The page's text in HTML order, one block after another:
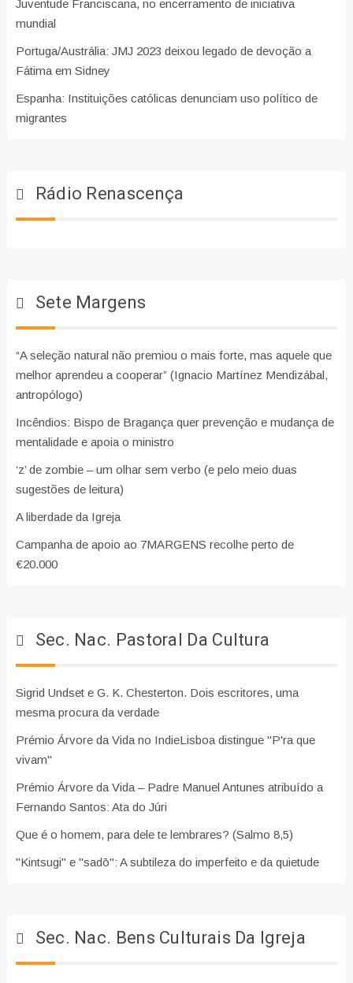
Juventude Franciscana, no encerramento de iniciativa
mundial
Portuga/Austrália: JMJ 2023 deixou legado de devoção a
Fátima em Sidney
Espanha: Instituições católicas denunciam uso político de
migrantes
Rádio Renascença
Sete Margens
“A seleção natural não premiou o mais forte, mas aquele que
melhor aprendeu a cooperar” (Ignacio Martínez Mendizábal,
antropólogo)
Incêndios: Bispo de Bragança quer prevenção e mudança de
mentalidade e apoia o ministro
‘z’ de zombie – um olhar sem verbo (e pelo meio duas
sugestões de leitura)
A liberdade da Igreja
Campanha de apoio ao 7MARGENS recolhe perto de
€20.000
Sec. Nac. Pastoral Da Cultura
Sigrid Undset e G. K. Chesterton. Dois escritores, uma
mesma procura da verdade
Prémio Árvore da Vida no IndieLisboa distingue "P'ra que
vivam"
Prémio Árvore da Vida – Padre Manuel Antunes atribuído a
Fernando Santos: Ata do Júri
Que é o homem, para dele te lembrares? (Salmo 8,5)
"Kintsugi" e "sadō": A subtileza do imperfeito e da quietude
Sec. Nac. Bens Culturais Da Igreja